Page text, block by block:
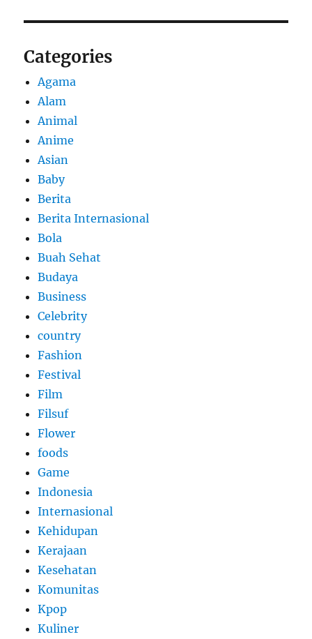
Categories
Agama
Alam
Animal
Anime
Asian
Baby
Berita
Berita Internasional
Bola
Buah Sehat
Budaya
Business
Celebrity
country
Fashion
Festival
Film
Filsuf
Flower
foods
Game
Indonesia
Internasional
Kehidupan
Kerajaan
Kesehatan
Komunitas
Kpop
Kuliner